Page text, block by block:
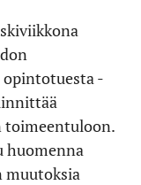
-
toimeentuloon.
huomenna
muutoksia